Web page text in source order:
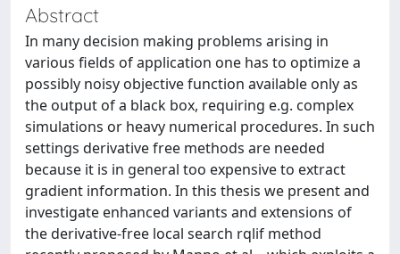
Abstract
In many decision making problems arising in
various fields of application one has to optimize a
possibly noisy objective function available only as
the output of a black box, requiring e.g. complex
simulations or heavy numerical procedures. In such
settings derivative free methods are needed
because it is in general too expensive to extract
gradient information. In this thesis we present and
investigate enhanced variants and extensions of
the derivative-free local search rqlif method